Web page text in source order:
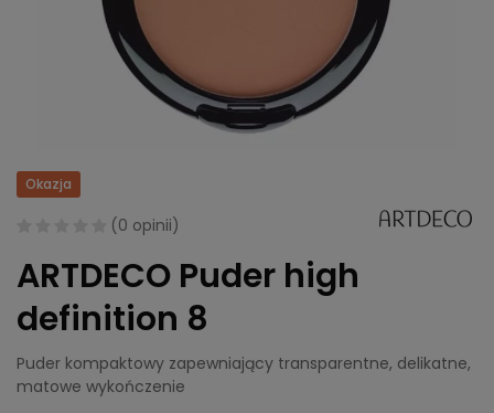
Okazja
(0 opinii)
ARTDECO Puder high
definition 8
Puder kompaktowy zapewniający transparentne, delikatne,
matowe wykończenie